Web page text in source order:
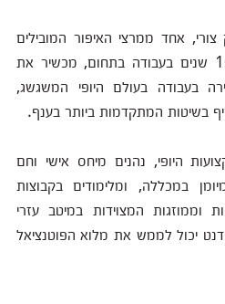
אחד ממרצי האיפור המובילים
בארץ ובעל ניסיון של מעל 10 שנים בעבודה בתחום, מכשיר את
בעבודה בעולם היופי המשגשג,
בשיטות המתקדמות ביותר בענף.
היופי, נהנים מיחס אישי וחם
במכללה, ומלימודים בקבוצות
וממוזגות המצוידות במיטב עזרי
יכול לממש את מלוא הפוטנציאל